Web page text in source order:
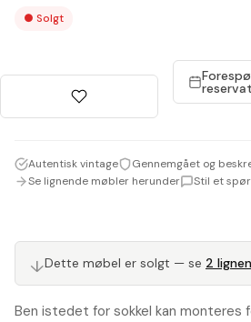
Ben istedet for sokkel kan monteres
● Solgt
Autentisk vintage
Gennemgået og
Se lignende møbler herunder
Stil et
↓Dette møbel er solgt — se 2